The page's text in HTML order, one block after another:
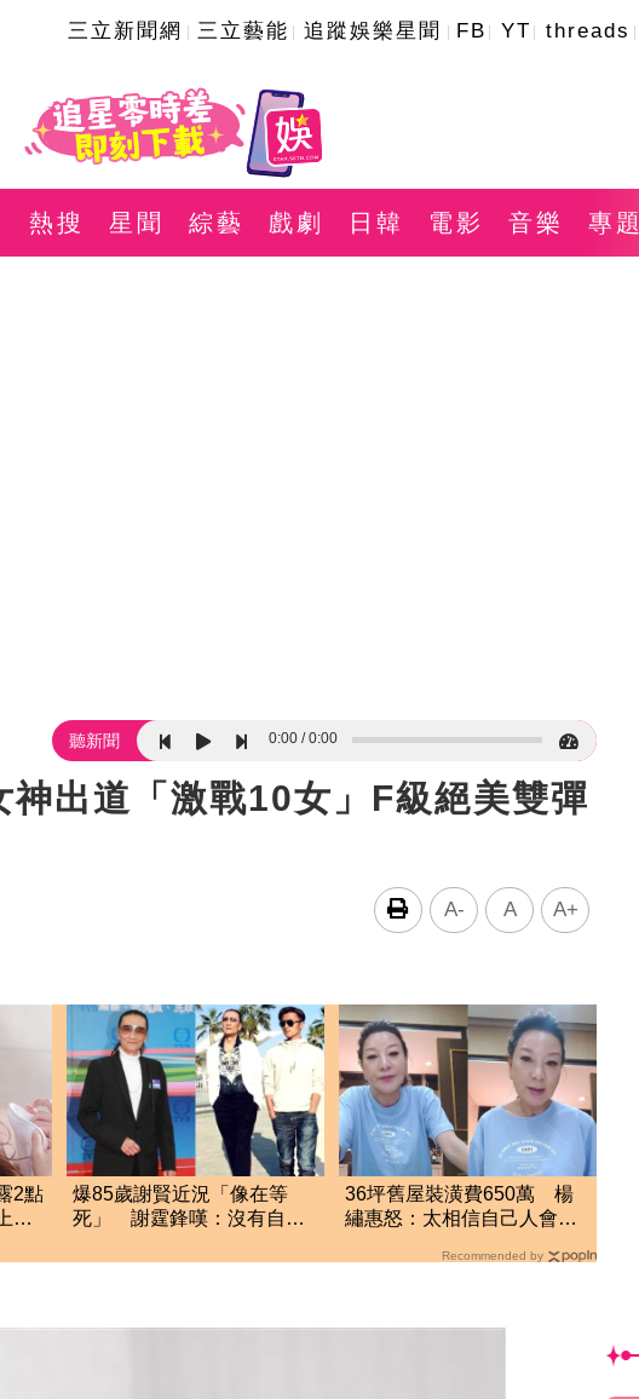
三立新聞網 三立藝能 追蹤娛樂星聞 FB YT threads
熱搜 星聞 綜藝 戲劇 日韓 電影 音樂 專題
聽新聞 0:00 0:00
出道「激戰10女」F級絕美雙彈
A- A A+
2點
空
爆85歲謝賢近況「像在等
死」 謝霆鋒嘆：沒有自理
36坪舊屋裝潢費650萬 楊
繡惠怒：太相信自己人會被
Recommended by